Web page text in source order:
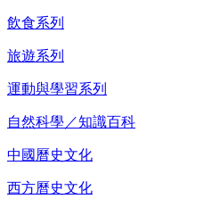
飲食系列
旅遊系列
運動與學習系列
自然科學／知識百科
中國曆史文化
西方曆史文化